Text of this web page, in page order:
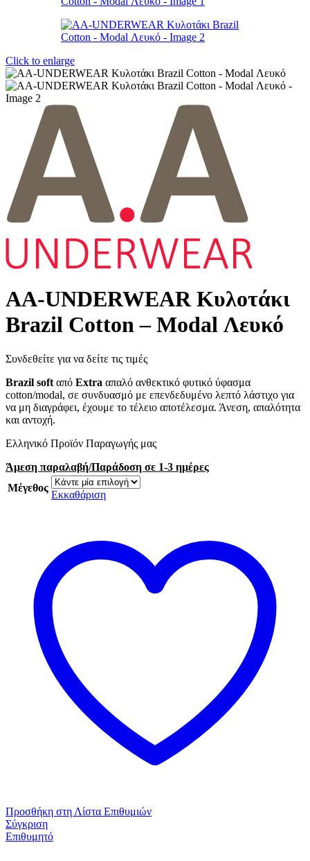
Click to enlarge
AA-UNDERWEAR Κυλοτάκι
Brazil Cotton – Modal Λευκό
Συνδεθείτε για να δείτε τις τιμές
Brazil soft από Extra απαλό ανθεκτικό φυτικό ύφασμα
cotton/modal, σε συνδυασμό με επενδεδυμένο λεπτό λάστιχο για
να μη διαγράφει, έχουμε το τέλειο αποτέλεσμα. Άνεση, απαλότητα
και αντοχή.
Ελληνικό Προϊόν Παραγωγής μας
Άμεση παραλαβή/Παράδοση σε 1-3 ημέρες
Μέγεθος
Εκκαθάριση
Προσθήκη στη Λίστα Επιθυμιών
Σύγκριση
Επιθυμητό